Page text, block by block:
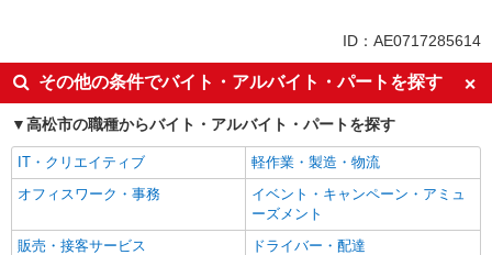
大学生歓迎
ミドル（40代～）活躍中
週2～3日勤務OK
短時間勤務（1日4h以内）OK
深夜
車通勤OK
扶養内勤務OK
交通費支給
社会保険あり
まかない・食事補助
ID：AE0717285614
その他の条件でバイト・アルバイト・パートを探す
高松市の職種からバイト・アルバイト・パートを探す
IT・クリエイティブ
軽作業・製造・物流
オフィスワーク・事務
イベント・キャンペーン・アミュ
ーズメント
販売・接客サービス
ドライバー・配達